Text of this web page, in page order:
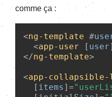
comme ça :
<ng-template #
<app-user [ user
</ng-template>
<app-
  [
items ]=